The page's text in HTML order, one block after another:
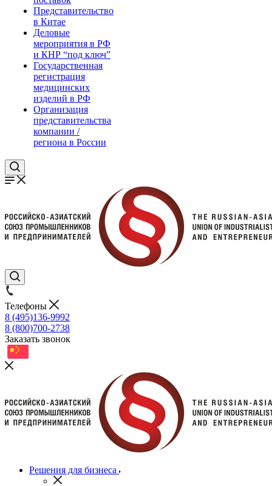
Представительство
в Китае
Деловые
мероприятия в РФ
и КНР “под ключ”
Государственная
регистрация
медицинских
изделий в РФ
Организация
представительства
компании /
региона в России
Телефоны
8 (495)136-9992
8 (800)700-2738
Заказать звонок
Решения для бизнеса